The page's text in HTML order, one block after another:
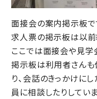
面接会の案内掲示板で
求人票の掲示板は以前
ここでは面接会や見学
掲示板は利用者さんも
り、会話のきっかけに
員に相談したりしていま